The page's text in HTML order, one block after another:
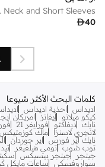
Sleeves
40
كلمات البحث الأكثر شيوعا
اديداس احذية اديداس
كيكو ميلانو
إيفانز امريكان
نايك ديفاكتو فورايفر 21
لانجري لاسنزا
ماك كوزمتيكس
نايك اير فورس
اير جوردان
توب شوب تومي هيلفيغر
جينجر
جينجر بيسيكس
سواروفسكي
ساعات مايكل